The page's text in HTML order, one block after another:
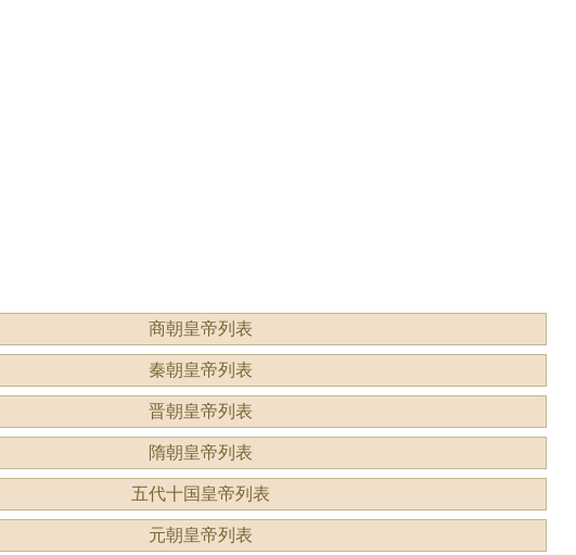
商朝皇帝列表
秦朝皇帝列表
晋朝皇帝列表
隋朝皇帝列表
五代十国皇帝列表
元朝皇帝列表